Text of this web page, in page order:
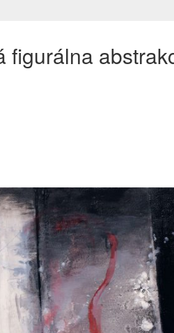
figurálna